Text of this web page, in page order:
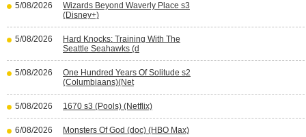
5/08/2026
Wizards Beyond Waverly Place s3
(Disney+)
5/08/2026
Hard Knocks: Training With The
Seattle Seahawks (d
5/08/2026
One Hundred Years Of Solitude s2
(Columbiaans)(Net
5/08/2026 1670 s3 (Pools) (Netflix)
6/08/2026 Monsters Of God (doc) (HBO Max)